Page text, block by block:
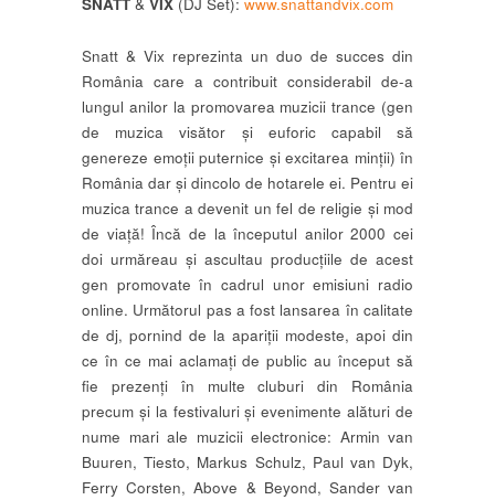
Snatt & Vix reprezinta un duo de succes din
România care a contribuit considerabil de-a
lungul anilor la promovarea muzicii trance (gen
de muzica visător și euforic capabil să
genereze emoții puternice și excitarea minții) în
România dar și dincolo de hotarele ei. Pentru ei
muzica trance a devenit un fel de religie și mod
de viață! Încă de la începutul anilor 2000 cei
doi urmăreau și ascultau producțiile de acest
gen promovate în cadrul unor emisiuni radio
online. Următorul pas a fost lansarea în calitate
de dj, pornind de la apariții modeste, apoi din
ce în ce mai aclamați de public au început să
fie prezenți în multe cluburi din România
precum și la festivaluri și evenimente alături de
nume mari ale muzicii electronice: Armin van
Buuren, Tiesto, Markus Schulz, Paul van Dyk,
Ferry Corsten, Above & Beyond, Sander van